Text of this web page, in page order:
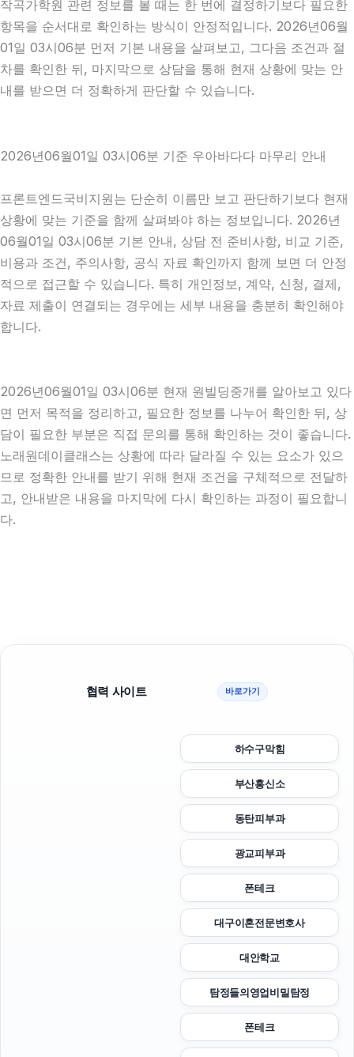
작곡가학원 관련 정보를 볼 때는 한 번에 결정하기보다 필요한
항목을 순서대로 확인하는 방식이 안정적입니다. 2026년06월
01일 03시06분 먼저 기본 내용을 살펴보고, 그다음 조건과 절
차를 확인한 뒤, 마지막으로 상담을 통해 현재 상황에 맞는 안
내를 받으면 더 정확하게 판단할 수 있습니다.
2026년06월01일 03시06분 기준 우아바다다 마무리 안내
프론트엔드국비지원는 단순히 이름만 보고 판단하기보다 현재
상황에 맞는 기준을 함께 살펴봐야 하는 정보입니다. 2026년
06월01일 03시06분 기본 안내, 상담 전 준비사항, 비교 기준,
비용과 조건, 주의사항, 공식 자료 확인까지 함께 보면 더 안정
적으로 접근할 수 있습니다. 특히 개인정보, 계약, 신청, 결제,
자료 제출이 연결되는 경우에는 세부 내용을 충분히 확인해야
합니다.
2026년06월01일 03시06분 현재 원빌딩중개를 알아보고 있다
면 먼저 목적을 정리하고, 필요한 정보를 나누어 확인한 뒤, 상
담이 필요한 부분은 직접 문의를 통해 확인하는 것이 좋습니다.
노래원데이클래스는 상황에 따라 달라질 수 있는 요소가 있으
므로 정확한 안내를 받기 위해 현재 조건을 구체적으로 전달하
고, 안내받은 내용을 마지막에 다시 확인하는 과정이 필요합니
다.
협력 사이트 바로가기
하수구막힘
부산흥신소
동탄피부과
광교피부과
폰테크
대구이혼전문변호사
대안학교
탐정들의영업비밀탐정
폰테크